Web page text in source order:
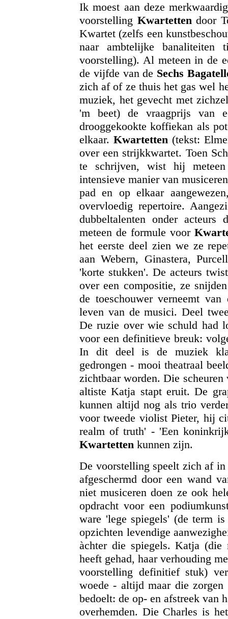
Ik moest aan deze
voorstelling Kwartettendoor
Kwartet (zelfs een
naar ambtelijke banaliteiten
voorstelling). Al meteen in de
de vijfde van de Sechs
zich af of ze thuis het gas wel
muziek, het gevecht met
'm beet) de vraagprijs van
drooggekookte koffiekan als
elkaar. Kwartetten(tekst:
over een strijkkwartet. Toen
te schrijven, wist hij
intensieve manier van
pad en op elkaar
overvloedig repertoire.
dubbeltalenten onder
meteen de formule voor
het eerste deel zien we ze
aan Webern, Ginastera,
'korte stukken'. De acteurs
over een compositie, ze
de toeschouwer verneemt
leven van de musici. Deel
De ruzie over wie schuld had
voor een definitieve breuk:
In dit deel is de muziek
gedrongen - mooi theatraal
zichtbaar worden. Die
altiste Katja stapt eruit. De
kunnen altijd nog als trio
voor tweede violist Pieter, hij
realm of truth' - 'Een
Kwartetten kunnen zijn.
De voorstelling speelt zich af
afgeschermd door een wand
niet musiceren doen ze ook
opdracht voor een
ware 'lege spiegels' (de term
opzichten levendige
àchter die spiegels. Katja
heeft gehad, haar verhouding
voorstelling definitief stuk)
woede - altijd maar die
bedoelt: de op- en afstreek van
overhemden. Die Charles is